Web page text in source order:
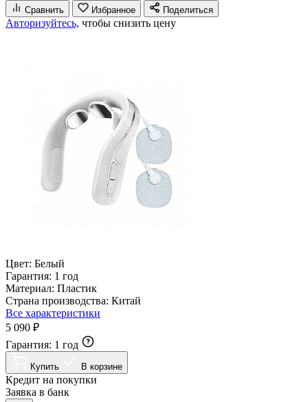
Сравнить Избранное Поделиться
Авторизуйтесь, чтобы снизить цену
Цвет: Белый
Гарантия: 1 год
Материал: Пластик
Страна производства: Китай
Все характеристики
5 090 ₽
Гарантия: 1 год
Купить В корзине
Кредит на покупки
Заявка в банк